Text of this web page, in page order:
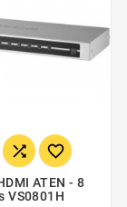
 
ATEN - 8
VS0801H